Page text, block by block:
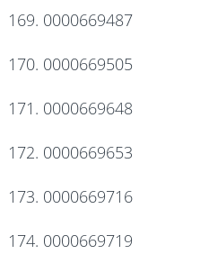
169. 0000669487
170. 0000669505
171. 0000669648
172. 0000669653
173. 0000669716
174. 0000669719